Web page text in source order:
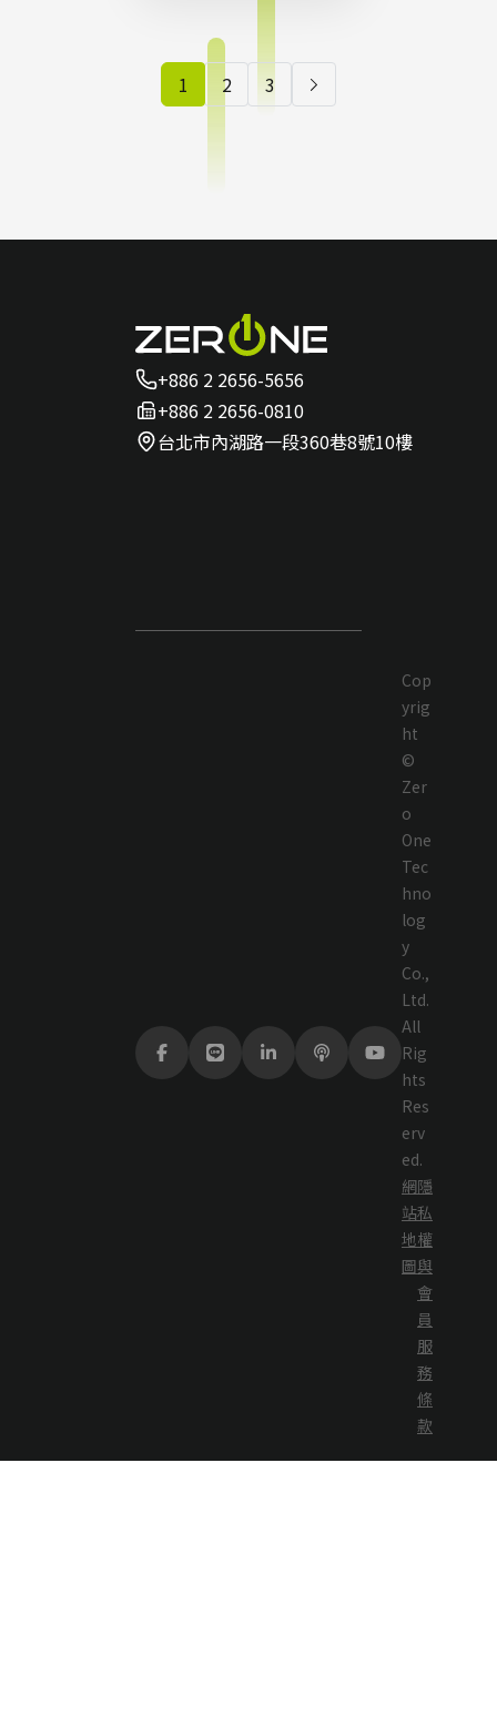
掌握影
像未來
1 2 3
+886 2 2656-5656
+886 2 2656-0810
台北市內湖路一段360巷8號10樓
Cop
yrig
ht
©
Zer
o
One
Tec
hno
log
y
Co.,
Ltd.
All
Rig
hts
Res
erv
ed.
網
站
地
圖
隱
私
權
與
會
員
服
務
條
款